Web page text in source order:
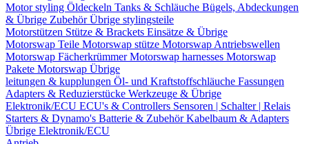
Motor styling Öldeckeln Tanks & Schläuche Bügels, Abdeckungen
& Übrige ZubehörÜbrige stylingsteile
Motorstützen Stütze & Brackets Einsätze & Übrige
Motorswap Teile Motorswap stütze Motorswap Antriebswellen
Motorswap FächerkrümmerMotorswap harnesses Motorswap
Pakete Motorswap Übrige
leitungen & kupplungen Öl- und Kraftstoffschläuche Fassungen
Adapters & Reduzierstücke Werkzeuge & Übrige
Elektronik/ECU ECU's & Controllers Sensoren | Schalter | Relais
Starters & Dynamo's Batterie & ZubehörKabelbaum & Adapters
Übrige Elektronik/ECU